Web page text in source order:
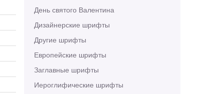
День святого Валентина
Дизайнерские шрифты
Другие шрифты
Европейские шрифты
Заглавные шрифты
Иероглифические шрифты